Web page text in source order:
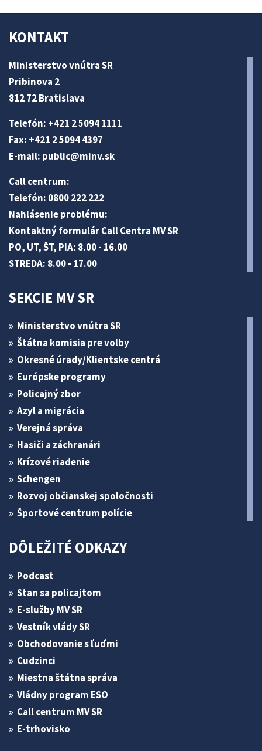
KONTAKT
Ministerstvo vnútra SR
Pribinova 2
812 72 Bratislava
Telefón: +421 2 5094 1111
Fax: +421 2 5094 4397
E-mail: public@minv.sk
Call centrum:
Telefón: 0800 222 222
Nahlásenie problému:
Kontaktný formulár Call Centra MV SR
PO, UT, ŠT, PIA: 8.00 - 16.00
STREDA: 8.00 - 17.00
SEKCIE MV SR
Ministerstvo vnútra SR
Štátna komisia pre volby
Okresné úrady/Klientske centrá
Európske programy
Policajný zbor
Azyl a migrácia
Verejná správa
Hasiči a záchranári
Krízové riadenie
Schengen
Rozvoj občianskej spoločnosti
Športové centrum polície
DÔLEŽITÉ ODKAZY
Podcast
Stan sa policajtom
E-služby MV SR
Vestník vlády SR
Obchodovanie s ľuďmi
Cudzinci
Miestna štátna správa
Vládny program ESO
Call centrum MV SR
E-trhovisko